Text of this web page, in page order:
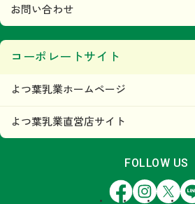
お問い合わせ
コーポレートサイト
よつ葉乳業ホームページ
よつ葉乳業直営店サイト
FOLLOW US
FacebookInstagram
X LINE